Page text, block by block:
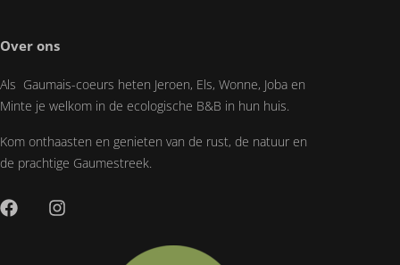
Over ons
Als Gaumais-coeurs heten Jeroen, Els, Wonne, Joba en
Minte je welkom in de ecologische B&B in hun huis.
Kom onthaasten en genieten van de rust, de natuur en
de prachtige Gaumestreek.